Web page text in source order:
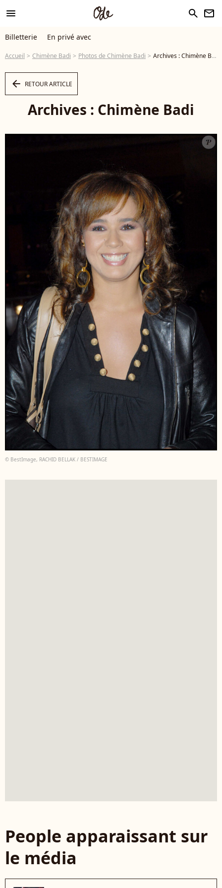
menu search newsletter
Billetterie En privé avec
Accueil Chimène Badi Photos de Chimène Badi Archives : Chimène Badi
arrow_left RETOUR ARTICLE
Archives : Chimène Badi
© BestImage, RACHID BELLAK / BESTIMAGE
People apparaissant sur
le média